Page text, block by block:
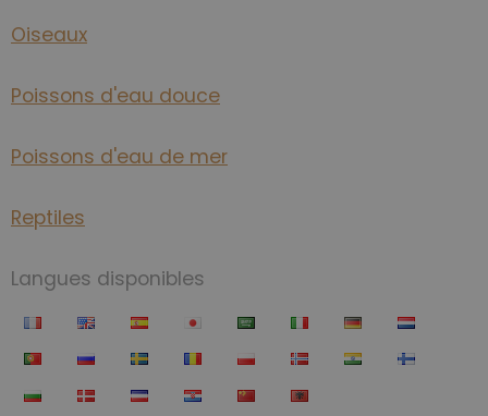
Oiseaux
Poissons d'eau douce
Poissons d'eau de mer
Reptiles
Langues disponibles